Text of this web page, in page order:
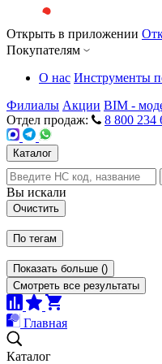
Открыть в приложении
Покупателям
О нас Инструменты
Филиалы Акции BIM -
Отдел продаж:
8 800 234
Каталог
Вы искали
Очистить
По тегам
Показать больше ()
Смотреть все результаты
Главная
Каталог